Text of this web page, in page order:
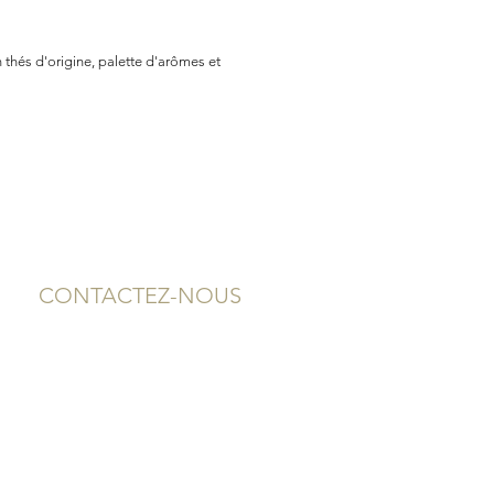
thés d'origine, palette d'arômes et
CONTACTEZ-NOUS